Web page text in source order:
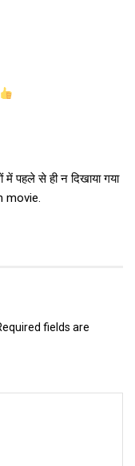
पहले से ही न दिखाया गया
movie.
fields are